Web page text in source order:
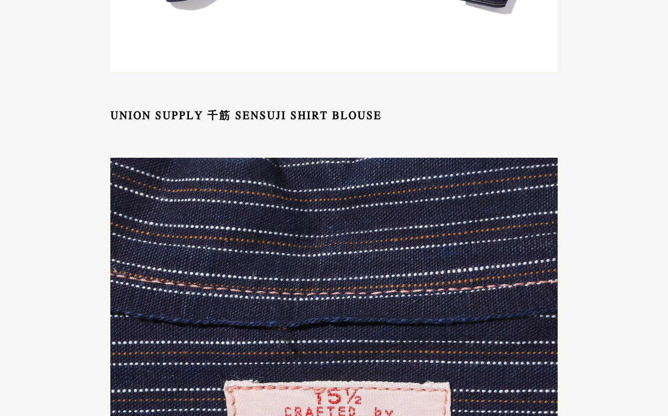
UNION SUPPLY 千筋 SENSUJI SHIRT BLOUSE